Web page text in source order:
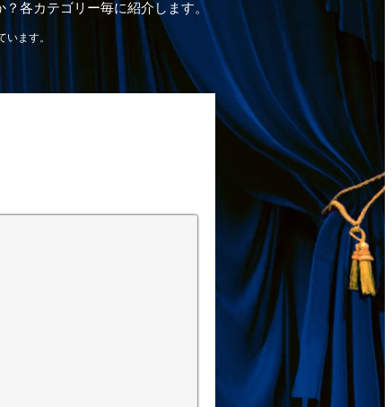
？各カテゴリー毎に紹介します。
ます。